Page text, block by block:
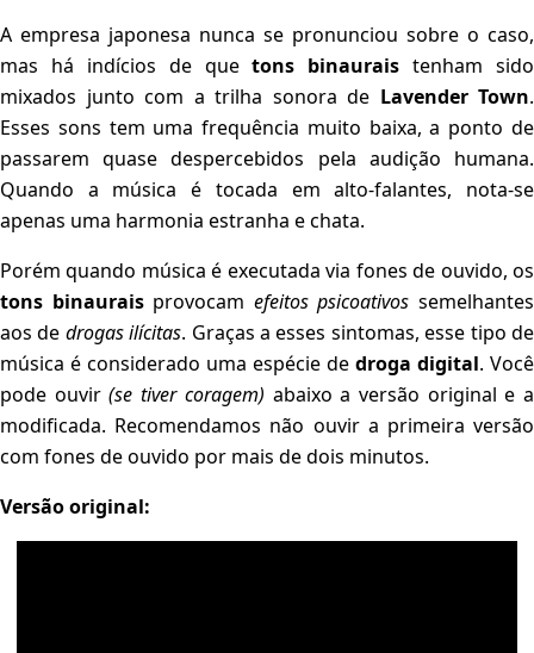
A empresa japonesa nunca se pronunciou sobre o caso,
mas há indícios de quetons binaurais tenham sido
mixados junto com a trilha sonora de Lavender Town.
Esses sons tem uma frequência muito baixa, a ponto de
passarem quase despercebidos pela audição humana.
Quando a música é tocada em alto-falantes, nota-se
apenas uma harmonia estranha e chata.
Porém quando música é executada via fones de ouvido, os
tons binauraisprovocam efeitos psicoativos semelhantes
aos de drogas ilícitas. Graças a esses sintomas, esse tipo de
música é considerado uma espécie de droga digital. Você
pode ouvir(se tiver coragem) abaixo a versão original e a
modificada. Recomendamos não ouvir a primeira versão
com fones de ouvido por mais de dois minutos.
Versão original: